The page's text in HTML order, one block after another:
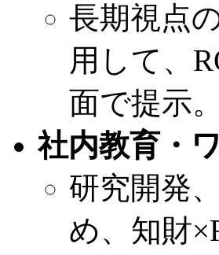
長期視点
用して、
面で提示。
社内教育・
研究開発
め、知財